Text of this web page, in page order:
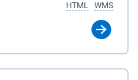
ausspricht. Für
WMS
HTML